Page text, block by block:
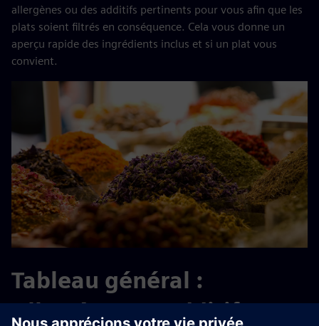
allergènes ou des additifs pertinents pour vous afin que les
plats soient filtrés en conséquence. Cela vous donne un
aperçu rapide des ingrédients inclus et si un plat vous
convient.
Tableau général :
Allergènes et additifs